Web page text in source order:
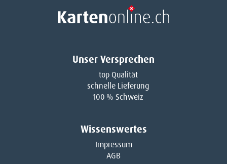
Unser Versprechen
top Qualität
schnelle Lieferung
100 % Schweiz
Wissenswertes
Impressum
AGB